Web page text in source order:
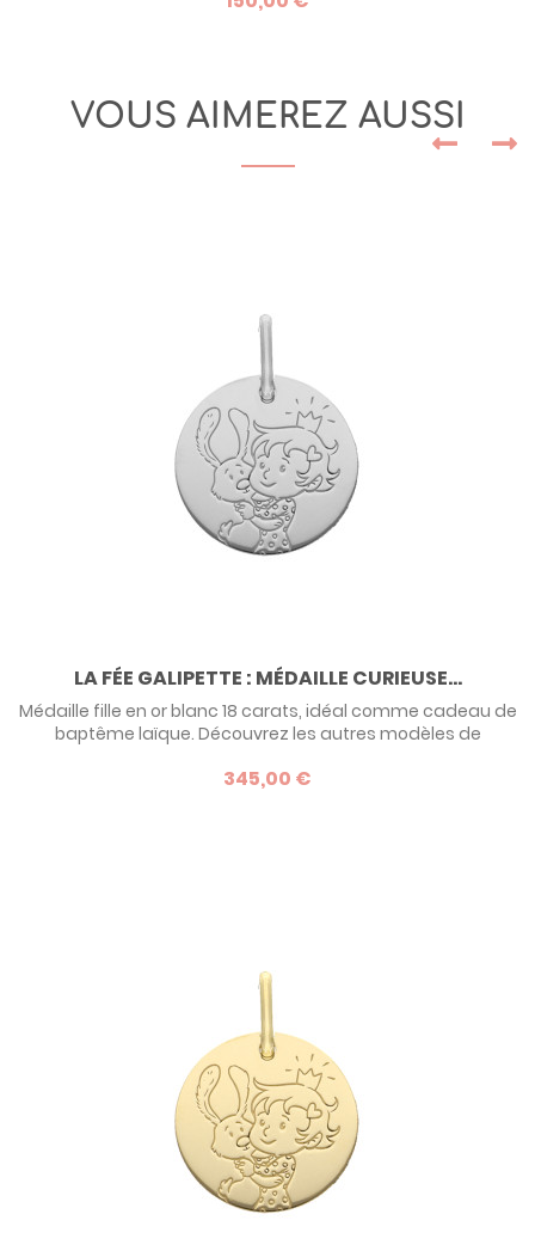
VOUS AIMEREZ AUSSI
LA FÉE GALIPETTE : MÉDAILLE CURIEUSE...
Médaille fille en or blanc 18 carats, idéal comme cadeau de
baptême laïque. Découvrez les autres modèles de
bijoux dédiés à l'enfance et à son imaginaire. Ce modèle
345,00 €